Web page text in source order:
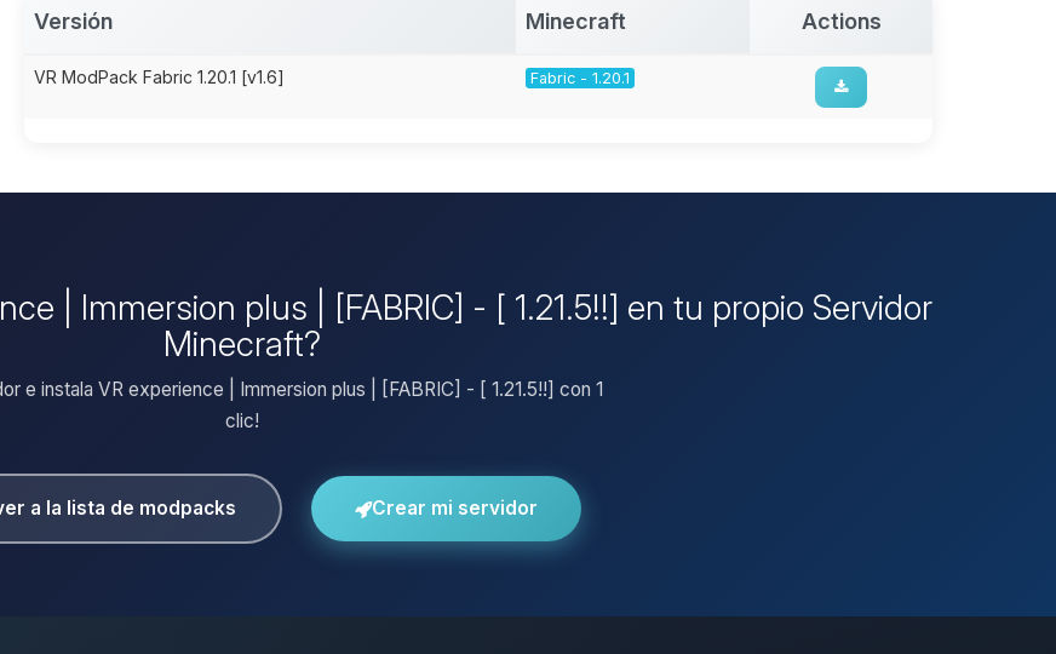
Versión Minecraft Actions
VR ModPack Fabric 1.20.1 [v1.6] Fabric - 1.20.1
| Immersion plus | [FABRIC] - [ 1.21.5!!] en tu propio Servidor
Minecraft?
e instala VR experience | Immersion plus | [FABRIC] - [ 1.21.5!!] con 1
clic!
a la lista de modpacks Crear mi servidor